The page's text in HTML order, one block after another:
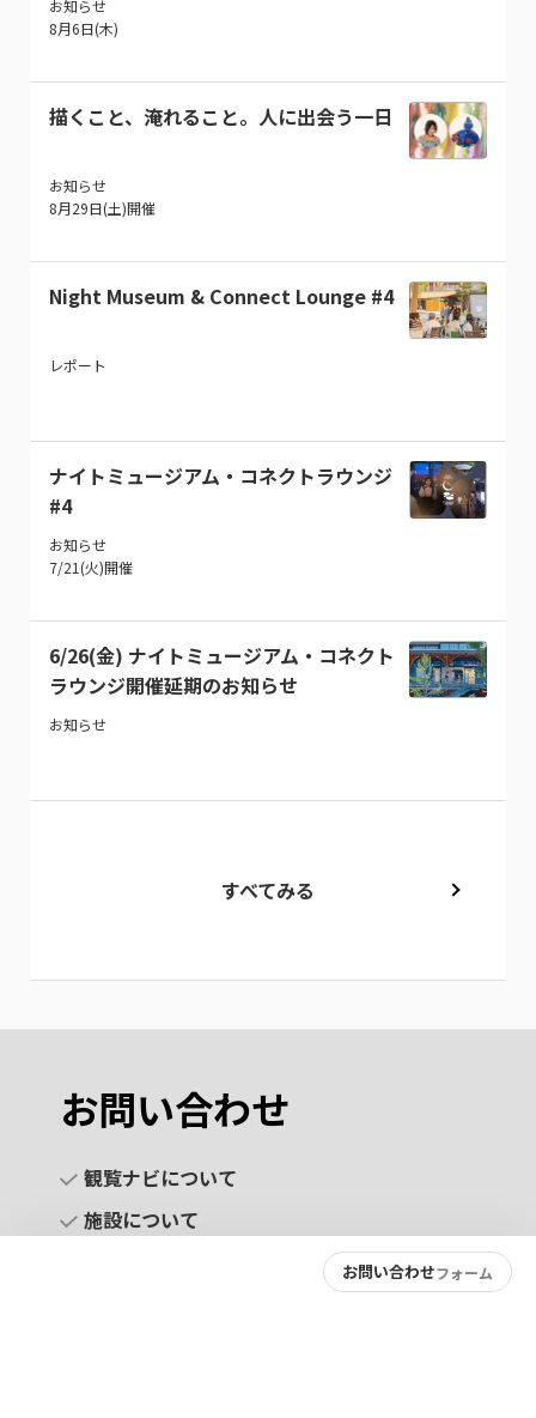
お問い合わせフォーム
お知らせ
8月6日(木)
描くこと、淹れること。人に出会う一日
お知らせ
8月29日(土)開催
Night Museum & Connect Lounge #4
レポート
ナイトミュージアム・コネクトラウンジ
#4
お知らせ
7/21(火)開催
6/26(金) ナイトミュージアム・コネクト
ラウンジ開催延期のお知らせ
お知らせ
すべてみる
お問い合わせ
観覧ナビについて
施設について